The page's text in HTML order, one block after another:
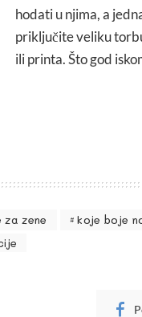
hodati u njima, a
priključite veliku
ili printa. Što god
za zene koje boje